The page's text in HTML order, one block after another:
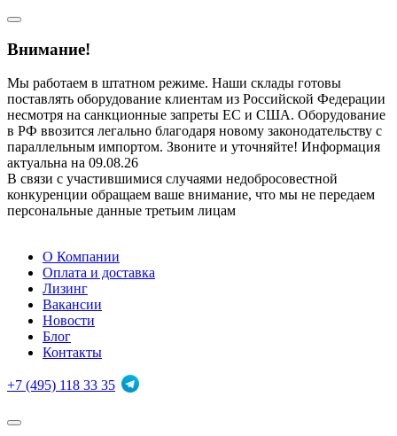
Внимание!
Мы работаем в штатном режиме. Наши склады готовы
поставлять оборудование клиентам из Российской Федерации
несмотря на санкционные запреты ЕС и США. Оборудование
в РФ ввозится легально благодаря новому законодательству с
параллельным импортом. Звоните и уточняйте! Информация
актуальна на 09.08.26
В связи с участившимися случаями недобросовестной
конкуренции обращаем ваше внимание, что мы не передаем
персональные данные третьим лицам
О Компании
Оплата и доставка
Лизинг
Вакансии
Новости
Блог
Контакты
+7 (495) 118 33 35